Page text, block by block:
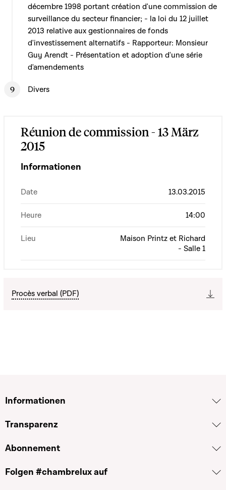
décembre 1998 portant création d'une commission de
surveillance du secteur financier; - la loi du 12 juillet
2013 relative aux gestionnaires de fonds
d'investissement alternatifs - Rapporteur: Monsieur
Guy Arendt - Présentation et adoption d'une série
d'amendements
Divers
Réunion de commission - 13 März
2015
Informationen
Date 13.03.2015
Heure 14:00
Lieu
Maison Printz et Richard
- Salle 1
Procès verbal (PDF)
Informationen
Transparenz
Abonnement
Folgen #chambrelux auf